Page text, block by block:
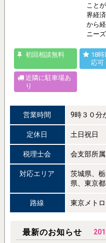
こと
界経
から
ニー
初回相談無料
18
応可
近隣に駐車場あ
り
営業時間 9時３０分
定休日 土日祝日
税理士会 会支部所属
対応エリア
茨城県、
県、東京
路線 東京メト
最新のお知らせ